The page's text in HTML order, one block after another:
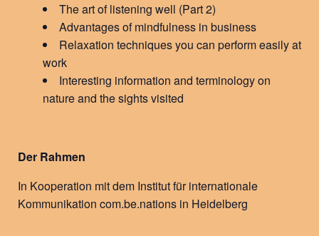
The art of listening well (Part 2)
Advantages of mindfulness in business
Relaxation techniques you can perform easily at
work
Interesting information and terminology on
nature and the sights visited
Der Rahmen
In Kooperation mit dem Institut für internationale
Kommunikation com.be.nations in Heidelberg